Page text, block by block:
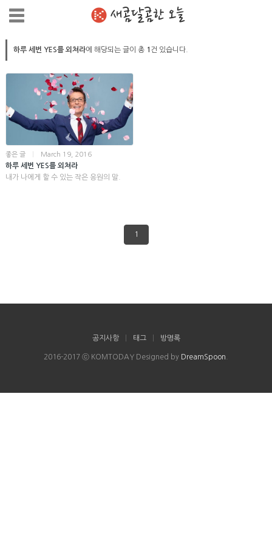
새콤달콤한 오늘
하루 세번 YES를 외쳐라에 해당되는 글이 총 1 건 있습니다.
좋은 글 March 19, 2016
하루 세번 YES를 외쳐라
내가 나에게 할 수 있는 작은 응원의 말.
1
공지사항 태그 방명록
2016-2017 ⓒ KOMTODAY Designed by DreamSpoon